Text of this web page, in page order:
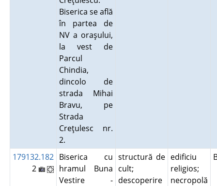
Biserica se află
în partea de
NV a oraşului,
la vest de
Parcul
Chindia,
dincolo de
strada Mihai
Bravu, pe
Strada
Creţulesc nr.
2.
179132.182
2
Biserica cu
hramul Buna
Vestire -
structură de
cult;
descoperire
edificiu
religios;
necropolă